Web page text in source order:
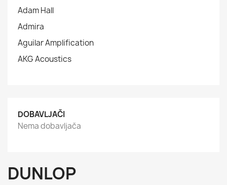
Adam Hall
Admira
Aguilar Amplification
AKG Acoustics
DOBAVLJAČI
Nema dobavljača
DUNLOP